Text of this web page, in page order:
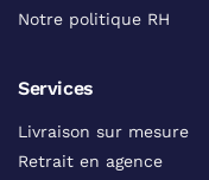
Notre politique RH
Services
Livraison sur mesure
Retrait en agence